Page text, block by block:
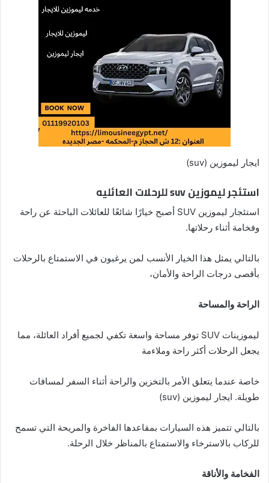
ايجار ليموزين (suv)
استئجر ليموزين suv للرحلات العائليه
استئجار ليموزين SUV أصبح خيارًا شائعًا للعائلات الباحثة عن راحة
وفخامة أثناء رحلاتها.
بالتالي يمثل هذا الخيار الأنسب لمن يرغبون في الاستمتاع بالرحلات
بأقصى درجات الراحة والأمان،
الراحة والمساحة
ليموزينات SUV توفر مساحة واسعة تكفي لجميع أفراد العائلة، مما
يجعل الرحلات أكثر راحة وملاءمة
خاصة عندما يتعلق الأمر بالتخزين والراحة أثناء السفر لمسافات
طويلة. ايجار ليموزين (suv)
بالتالي تتميز هذه السيارات بمقاعدها الفاخرة والمريحة التي تسمح
للركاب بالاسترخاء والاستمتاع بالمناظر خلال الرحلة.
الفخامة والأناقة